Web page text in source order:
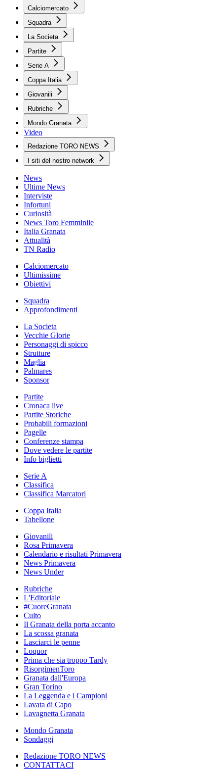
Calciomercato
Squadra
La Societa
Partite
Serie A
Coppa Italia
Giovanili
Rubriche
Mondo Granata
Video
Redazione TORO NEWS
I siti del nostro network
News
Ultime News
Interviste
Infortuni
Curiosità
News Toro Femminile
Italia Granata
Attualità
TN Radio
Calciomercato
Ultimissime
Obiettivi
Squadra
Approfondimenti
La Societa
Vecchie Glorie
Personaggi di spicco
Strutture
Maglia
Palmares
Sponsor
Partite
Cronaca live
Partite Storiche
Probabili formazioni
Pagelle
Conferenze stampa
Dove vedere le partite
Info biglietti
Serie A
Classifica
Classifica Marcatori
Coppa Italia
Tabellone
Giovanili
Rosa Primavera
Calendario e risultati Primavera
News Primavera
News Under
Rubriche
L'Editoriale
#CuoreGranata
Culto
Il Granata della porta accanto
La scossa granata
Lasciarci le penne
Loquor
Prima che sia troppo Tardy
RisorgimenToro
Granata dall'Europa
Gran Torino
La Leggenda e i Campioni
Lavata di Capo
Lavagnetta Granata
Mondo Granata
Sondaggi
Redazione TORO NEWS
CONTATTACI